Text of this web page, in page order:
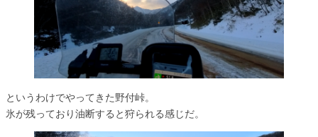
というわけでやってきた野付峠。
氷が残っており油断すると狩られる感じだ。